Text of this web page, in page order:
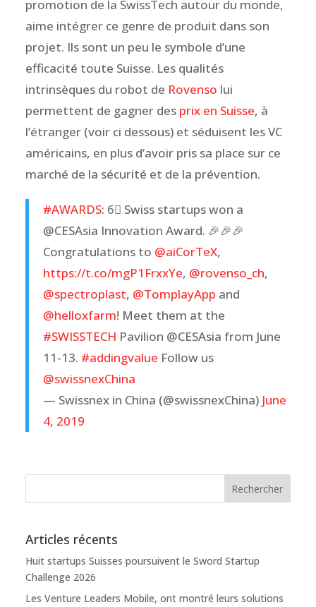
promotion de la SwissTech autour du monde,
aime intégrer ce genre de produit dans son
projet. Ils sont un peu le symbole d’une
efficacité toute Suisse. Les qualités
intrinsèques du robot de Rovenso lui
permettent de gagner des prix en Suisse, à
l’étranger (voir ci dessous) et séduisent les VC
américains, en plus d’avoir pris sa place sur ce
marché de la sécurité et de la prévention.
#AWARDS: 6⃣ Swiss startups won a
@CESAsia Innovation Award. 🎉🎉🎉
Congratulations to @aiCorTeX,
https://t.co/mgP1FrxxYe, @rovenso_ch,
@spectroplast, @TomplayApp and
@helloxfarm! Meet them at the
#SWISSTECH Pavilion @CESAsia from June
11-13. #addingvalue Follow us
@swissnexChina
— Swissnex in China (@swissnexChina) June
4, 2019
Articles récents
Huit startups Suisses poursuivent le Sword Startup
Challenge 2026
Les Venture Leaders Mobile, ont montré leurs solutions